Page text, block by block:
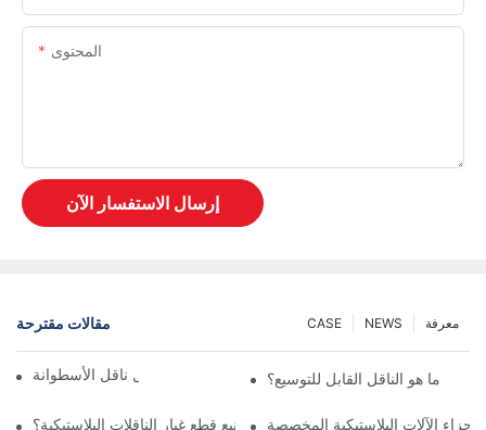
المحتوى
إرسال الاستفسار الآن
مقالات مقترحة معرفة NEWS
CASE
ناقل السلسلة مقابل ناقل الأسطوانة ما هو الناقل القابل للتوسيع؟
ما أهمية اختيار شركة موثوقة لتصنيع قطع غيار الناقلات البلاستيكية؟
الآلات البلاستيكية المخصصة